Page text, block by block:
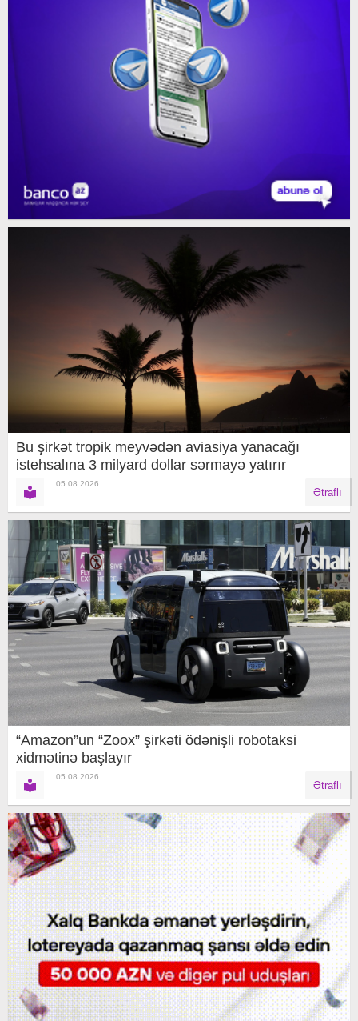
Bu şirkət tropik meyvədən aviasiya yanacağı
istehsalına 3 milyard dollar sərmayə yatırır
05.08.2026
Ətraflı
“Amazon”un “Zoox” şirkəti ödənişli robotaksi
xidmətinə başlayır
05.08.2026
Ətraflı